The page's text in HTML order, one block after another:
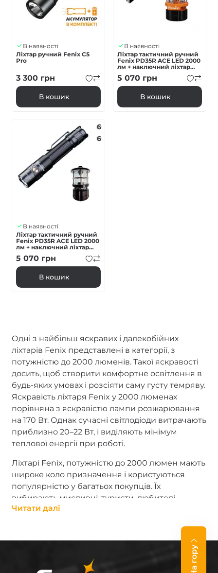
В наявності
Ліхтар ручний Fenix C5
Pro
3 300 грн
В кошик
В наявності
Ліхтар тактичний ручний
Fenix PD35R ACE LED 2000
лм + наключний ліхтар
CL01 (помаранчевий) |
Лімітована серія
5 070 грн
В кошик
6
6
В наявності
Ліхтар тактичний ручний
Fenix PD35R ACE LED 2000
лм + наключний ліхтар
CL01 (чорний) | Лімітована
серія
5 070 грн
В кошик
Одні з найбільш яскравих і далекобійних
ліхтарів Fenix представлені в категорії, з
потужністю до 2000 люменів. Такої яскравості
досить, щоб створити комфортне освітлення в
будь-яких умовах і розсіяти саму густу темряву.
Яскравість ліхтаря Fenix у 2000 люменах
порівняна з яскравістю лампи розжарювання
на 170 Вт. Однак сучасні світлодіоди витрачають
приблизно 20–22 Вт, і виділяють мінімум
теплової енергії при роботі.
Ліхтарі Fenix, потужністю до 2000 люмен мають
широке коло призначення і користуються
популярністю у багатьох покупців. Їх
вибирають мисливці, туристи, любителі
екстремальних видів спорту, велосипедисти, а
вимоги до рівня освітлення. Орієнтуючись на
побажання покупців, компанія Fenix пропонує
яскраві підсвтольні і тактичні ліхтарі, велофари,
ліхтарі для дайвінгу (Fenix SD10), які здатні
Читати далi
На гору